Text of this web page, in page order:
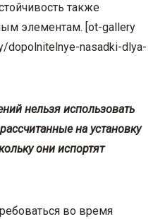
также
элементам. [ot-gallery
dopolnitelnye-nasadki-dlya-
нельзя использовать
на установку
они испортят
во время